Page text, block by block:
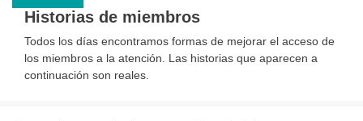
Historias de miembros
Todos los días encontramos formas de mejorar el acceso de
los miembros a la atención. Las historias que aparecen a
continuación son reales.